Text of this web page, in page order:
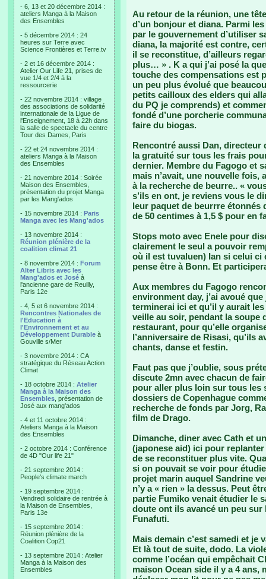
- 6, 13 et 20 décembre 2014 :
ateliers Manga à la Maison
des Ensembles
- 5 décembre 2014 : 24
heures sur Terre avec
Science Frontières et Terre.tv
- 2 et 16 décembre 2014 :
Atelier Our Life 21, prises de
vue 1/4 et 2/4 à la
ressourcerie
- 22 novembre 2014 : village
des associations de solidarité
internationale de la Ligue de
l'Enseignement, 18 à 22h dans
la salle de spectacle du centre
Tour des Dames, Paris
- 22 et 24 novembre 2014 :
ateliers Manga à la Maison
des Ensembles
- 21 novembre 2014 : Soirée
Maison des Ensembles,
présentation du projet Manga
par les Mang'ados
- 15 novembre 2014 : Paris
Manga avec les Mang'ados
- 13 novembre 2014 :
Réunion plénière de la
coalition climat 21
- 8 novembre 2014 : Forum
Alter Libris avec les
Mang'ados et José à
l'ancienne gare de Reuilly,
Paris 12e
- 4, 5 et 6 novembre 2014 :
Rencontres Nationales de
l'Education à
l'Environnement et au
Développement Durable à
Gouville s/Mer
- 3 novembre 2014 : CA
stratégique du Réseau Action
Climat
- 18 octobre 2014 : Atelier
Manga à la Maison des
Ensembles , présentation de
José aux mang'ados
- 4 et 11 octobre 2014 :
Ateliers Manga à la Maison
des Ensembles
- 2 octobre 2014 : Conférence
de 4D "Our life 21"
- 21 septembre 2014 :
People's climate march
- 19 septembre 2014 :
Vendredi solidaire de rentrée à
la Maison de Ensembles,
Paris 13e
- 15 septembre 2014 :
Réunion plénière de la
Coalition Cop21
- 13 septembre 2014 : Atelier
Manga à la Maison des
Ensembles
Au retour de la réunion, une
d’un bonjour et diana. Parmi
par le gouvernement d’utiliser
diana, la majorité est contre,
il se reconstitue, d’ailleurs
plus… » . K a qui j’ai posé la
touche des compensations est
un peu plus évolué que
petits cailloux des elders qui
du PQ je comprends) et
fondé d’une porcherie
faire du biogas.
Rencontré aussi Dan,
la gratuité sur tous les frais
dernier. Membre du Fagogo et
mais n’avait, une nouvelle fois,
à la recherche de beurre.. «
s’ils en ont, je reviens vous le
leur paquet de beurrre étonnés
de 50 centimes à 1,5 $ pour en
Stops moto avec Enele pour
clairement le seul a pouvoir
où il est tuvaluen) Ian si celui
pense être à Bonn. Et
Aux membres du Fagogo
environment day, j’ai avoué
terminerai ici et qu’il y aurait
veille au soir, pendant la soupe
restaurant, pour qu’elle
l’anniversaire de Risasi, qu’ils
chants, danse et festin.
Faut pas que j’oublie, sous
discute 2mn avec chacun de
pour aller plus loin sur tous les
dossiers de Copenhague
recherche de fonds par Jorg,
film de Drago.
Dimanche, diner avec Cath et
(japonese aid) ici pour
de se reconstituer plus vite.
si on pouvait se voir pour
projet marin auquel Sandrine
n’y a « rien » la dessus. Peut
partie Fumiko venait étudier le
doute ont ils avancé un peu sur
Funafuti.
Mais demain c’est samedi et je
Et là tout de suite, dodo. La
comme l’océan qui empêchait
maison Ocean side il y a 4 ans,